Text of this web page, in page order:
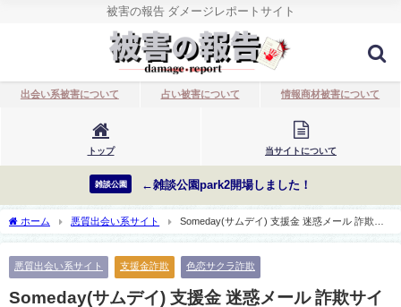
被害の報告 ダメージレポートサイト
出会い系被害について 占い被害について 情報商材被害について
トップ 当サイトについて
雑談公園 ←雑談公園park2開場しました！
ホーム 悪質出会い系サイト
Someday(サムデイ) 支援金 迷惑メール 詐欺サ
イト
悪質出会い系サイト 支援金詐欺 色恋サクラ詐欺
Someday(サムデイ) 支援金 迷惑メール 詐欺サイ